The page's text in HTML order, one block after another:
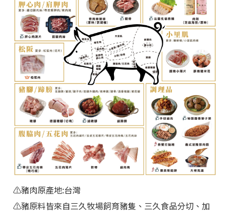
⚠️豬肉原產地:台灣
⚠️豬原料皆來自三久牧場飼育豬隻、三久食品分切、加